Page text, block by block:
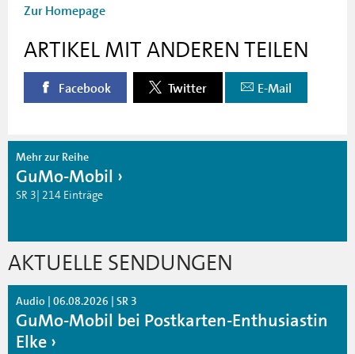
Zur Homepage
ARTIKEL MIT ANDEREN TEILEN
Facebook Twitter E-Mail
Mehr zur Reihe
GuMo-Mobil
SR 3| 214 Einträge
AKTUELLE SENDUNGEN
Audio | 06.08.2026 | SR 3
GuMo-Mobil bei Postkarten-Enthusiastin
Elke